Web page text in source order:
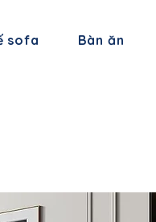
sofa Bàn ăn